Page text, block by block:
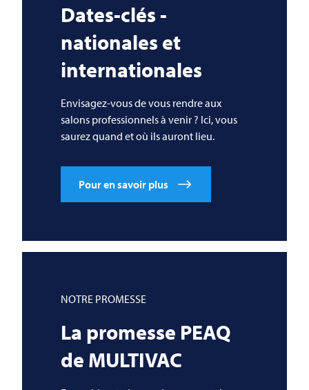
Dates-clés -
nationales et
internationales
Envisagez-vous de vous rendre aux
salons professionnels à venir ? Ici, vous
saurez quand et où ils auront lieu.
Pour en savoir plus
NOTRE PROMESSE
La promesse PEAQ
de MULTIVAC